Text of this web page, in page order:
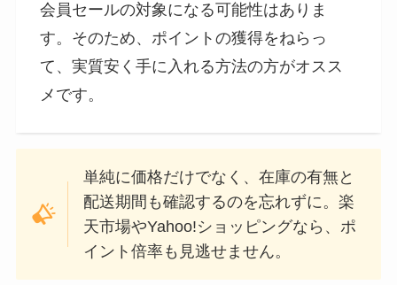
会員セールの対象になる可能性はありま
す。そのため、ポイントの獲得をねらっ
て、実質安く手に入れる方法の方がオスス
メです。
単純に価格だけでなく、在庫の有無と
配送期間も確認するのを忘れずに。楽
天市場やYahoo!ショッピングなら、ポ
イント倍率も見逃せません。